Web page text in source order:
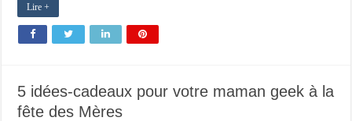
Lire +
5 idées-cadeaux pour votre maman geek à la
fête des Mères